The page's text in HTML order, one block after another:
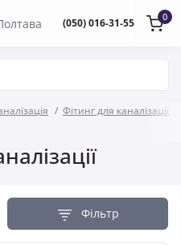
(050) 016-31-55 0
Фітинг для каналізації
Фільтр